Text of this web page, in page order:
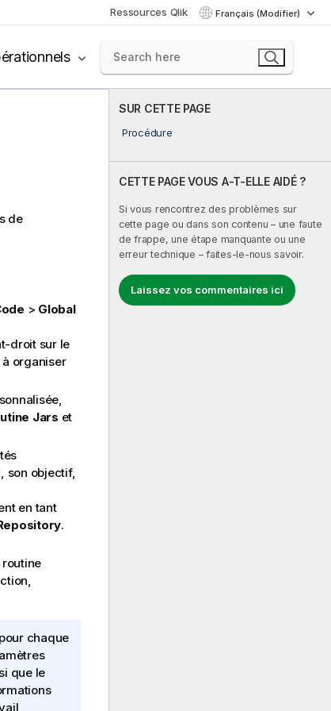
Ressources Qlik Français (Modifier)
SUR CETTE PAGE
Procédure
CETTE PAGE VOUS A-T-ELLE AIDÉ ?
Si vous rencontrez des problèmes sur
cette page ou dans son contenu – une faute
de frappe, une étape manquante ou une
erreur technique – faites-le-nous savoir.
Laissez vos commentaires ici
de
> Global
droit sur le
organiser
Jars et
, son objectif,
en tant
.
chaque
que le